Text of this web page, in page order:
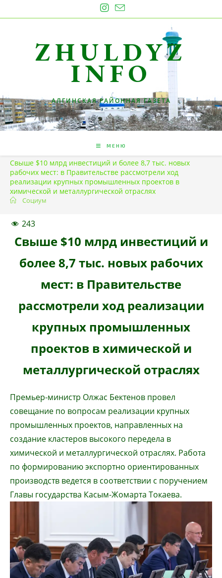
к
ZHULDYZ
INFO
АЛГИНСКАЯ РАЙОННАЯ ГАЗЕТА
МЕНЮ
Свыше $10 млрд инвестиций и более 8,7 тыс. новых
рабочих мест: в Правительстве рассмотрели ход
реализации крупных промышленных проектов в
химической и металлургической отраслях
Социум
243
Свыше $10 млрд инвестиций и
более 8,7 тыс. новых рабочих
мест: в Правительстве
рассмотрели ход реализации
крупных промышленных
проектов в химической и
металлургической отраслях
Премьер-министр Олжас Бектенов провел
совещание по вопросам реализации крупных
промышленных проектов, направленных на
создание кластеров высокого передела в
химической и металлургической отраслях. Работа
по формированию экспортно ориентированных
производств ведется в соответствии с поручением
Главы государства Касым-Жомарта Токаева.